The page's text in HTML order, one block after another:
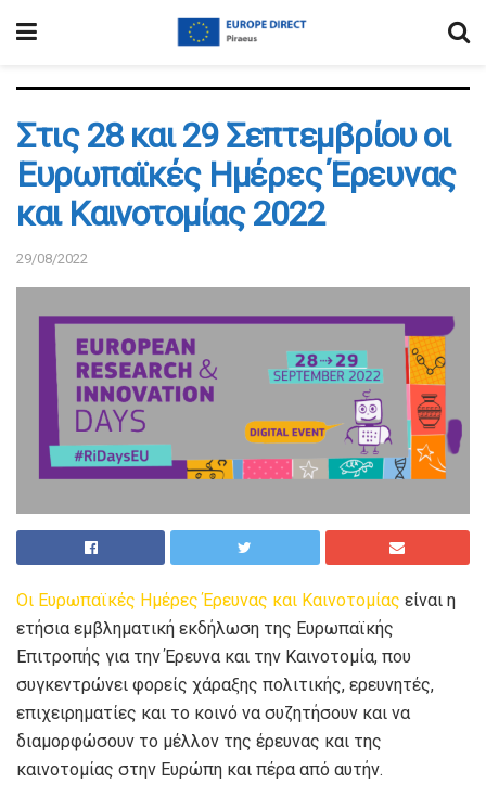
Στις 28 και 29 Σεπτεμβρίου οι
Ευρωπαϊκές Ημέρες Έρευνας
και Καινοτομίας 2022
29/08/2022
Οι Ευρωπαϊκές Ημέρες Έρευνας και Καινοτομίας είναι η
ετήσια εμβληματική εκδήλωση της Ευρωπαϊκής
Επιτροπής για την Έρευνα και την Καινοτομία, που
συγκεντρώνει φορείς χάραξης πολιτικής, ερευνητές,
επιχειρηματίες και το κοινό να συζητήσουν και να
διαμορφώσουν το μέλλον της έρευνας και της
καινοτομίας στην Ευρώπη και πέρα ​​από αυτήν.